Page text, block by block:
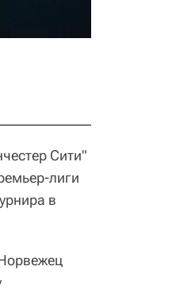
Сити"
лиги
в